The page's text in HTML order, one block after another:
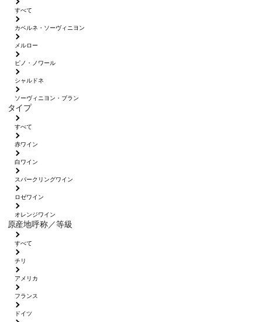
すべて
カベルネ・ソーヴィニヨン
メルロー
ピノ・ノワール
シャルドネ
ソーヴィニヨン・ブラン
タイプ
すべて
赤ワイン
白ワイン
スパークリングワイン
ロゼワイン
オレンジワイン
原産地呼称／等級
すべて
チリ
アメリカ
フランス
ドイツ